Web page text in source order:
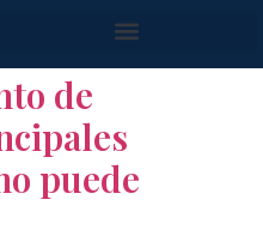
de
puede